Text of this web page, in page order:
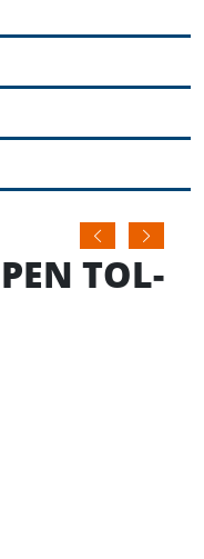
TOL-